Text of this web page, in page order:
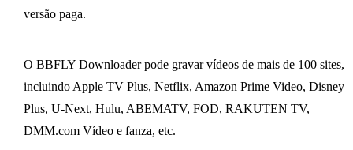
versão paga.
O BBFLY Downloader pode gravar vídeos de mais de 100 sites,
incluindo Apple TV Plus, Netflix, Amazon Prime Video, Disney
Plus, U-Next, Hulu, ABEMATV, FOD, RAKUTEN TV,
DMM.com Vídeo e fanza, etc.